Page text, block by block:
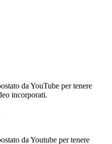
da YouTube per tenere
incorporati.
da Youtube per tenere